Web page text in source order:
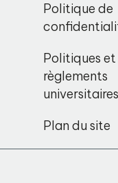
Politique de
Politiques et
règlements
universitaires
Plan du site